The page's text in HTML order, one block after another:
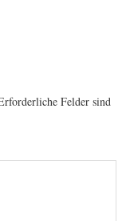
Felder sind